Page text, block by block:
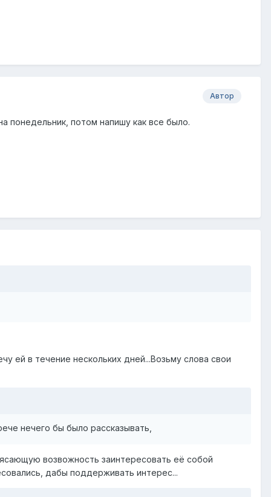
Автор
понедельник, потом напишу как все было.
ей в течение нескольких дней...Возьму слова свои
нечего бы было рассказывать,
возвожность заинтересовать её собой
дабы поддерживать интерес...